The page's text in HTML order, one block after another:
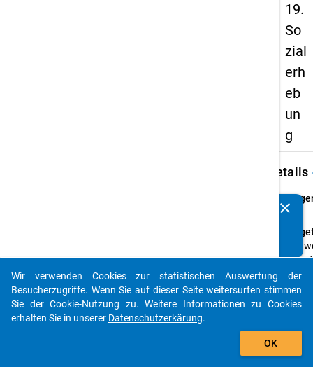
19.
So
zial
erh
eb
un
g
Details
25
Aus
dem
clear
auto_stories
add_shopping_cart
Wir verwenden Cookies zur statistischen Auswertung der
Besucherzugriffe. Wenn Sie auf dieser Seite weitersurfen stimmen
Sie der Cookie-Nutzung zu. Weitere Informationen zu Cookies
erhalten Sie in unserer Datenschutzerkärung.
OK